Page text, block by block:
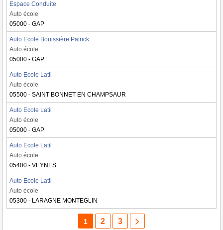
Espace Conduite
Auto école
05000 - GAP
Auto Ecole Bouissière Patrick
Auto école
05000 - GAP
Auto Ecole Latil
Auto école
05500 - SAINT BONNET EN CHAMPSAUR
Auto Ecole Latil
Auto école
05000 - GAP
Auto Ecole Latil
Auto école
05400 - VEYNES
Auto Ecole Latil
Auto école
05300 - LARAGNE MONTEGLIN
1 2 3